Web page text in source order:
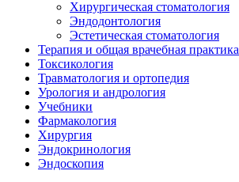
Хирургическая стоматология
Эндодонтология
Эстетическая стоматология
Терапия и общая врачебная практика
Токсикология
Травматология и ортопедия
Урология и андрология
Учебники
Фармакология
Хирургия
Эндокринология
Эндоскопия